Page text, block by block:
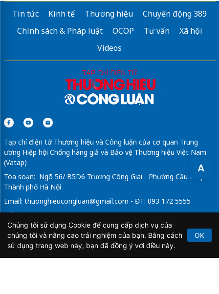
A
s light tower
Cập nhậtVinhomes Olympic Hà Nộithông tin
chi tiết
ddiamant-bleu.com.vn
https://phumyhungcenter.com/du-an/the-aristo-phu-my-
bán căn hộ chung cư celadon city
Tin tức Kinh tế Thương hiệu
Chuyển động 389
Chính sách & Pháp luật
OCOP Tư vấn
Xã hội
Videos
Tạp chí điện tử Thương hiệu và Công luận của cơ quan Trung
ương Hiệp hội Chống hàng giả và Bảo vệ Thương hiệu Việt Nam
(Vatap)
Tòa soạn: Ngõ 56/ B5D6 Trương Công Giai - Phường Cầu Giấy -
Thành phố Hà Nội
Email: thuonghieucongluan@gmail.com - ĐT: 093 172 5555
Tổng Biên Tập: Vũ Đức Thuận
Giấy phép hoạt động báo chí điện tử số 64/GP-BTTTT do Bộ
Thông tin và Truyền thông cấp ngày 21/2/2020.
Chúng tôi sử dụng Cookie để cung cấp dịch vụ của
chúng tôi và nâng cao trải nghiệm của bạn. Bằng cách
sử dụng trang web này, bạn đã đồng ý với điều này.
OK